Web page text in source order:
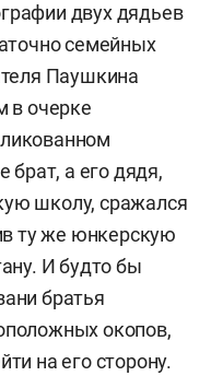
двух дядьев
семейных
Паушкина
в очерке
брат, а его дядя,
школу, сражался
ту же юнкерскую
И будто бы
братья
окопов,
на его сторону.